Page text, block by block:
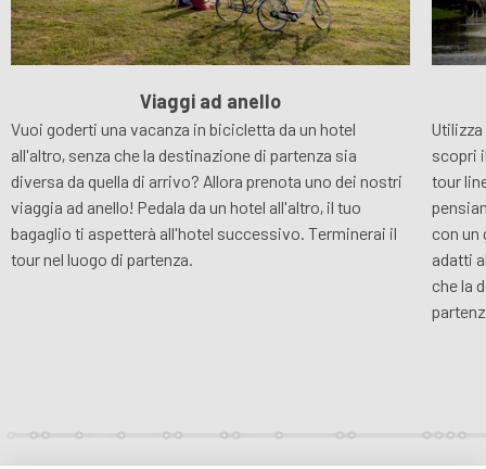
Viaggi ad anello
Vuoi goderti una vacanza in bicicletta da un hotel
all'altro, senza che la destinazione di partenza sia
diversa da quella di arrivo? Allora prenota uno dei nostri
viaggia ad anello! Pedala da un hotel all'altro, il tuo
bagaglio ti aspetterà all'hotel successivo. Terminerai il
tour nel luogo di partenza.
scopri
tour
con un
adatti
che la